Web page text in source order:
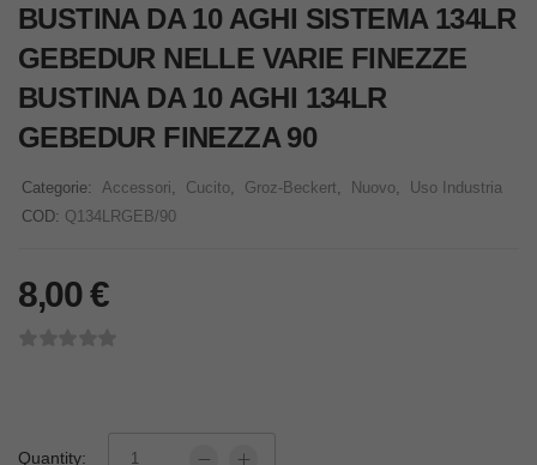
BUSTINA DA 10 AGHI SISTEMA 134LR
GEBEDUR NELLE VARIE FINEZZE
BUSTINA DA 10 AGHI 134LR
GEBEDUR FINEZZA 90
Categorie: Accessori Cucito Groz-Beckert Nuovo
Uso Industria
COD: Q134LRGEB/90
8,00€
Quantity: